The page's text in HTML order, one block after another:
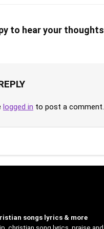
to hear your thoughts
logged in to post a comment.
songs lyrics & more